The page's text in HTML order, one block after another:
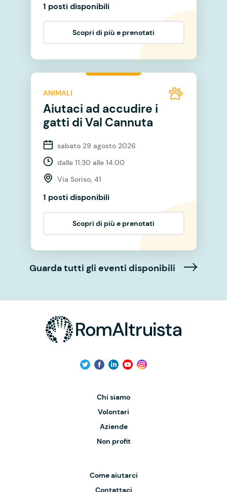
1 posti disponibili
Scopri di più e prenotati
ANIMALI
Aiutaci ad accudire i
gatti di Val Cannuta
sabato 29 agosto 2026
dalle 11:30 alle 14:00
Via Soriso, 41
1 posti disponibili
Scopri di più e prenotati
Guarda tutti gli eventi disponibili
Chi siamo
Volontari
Aziende
Non profit
Come aiutarci
Contattaci